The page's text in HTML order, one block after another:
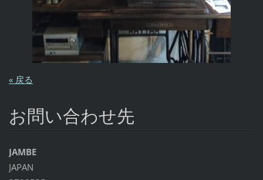
« 戻る
お問い合わせ先
JAMBE
JAPAN